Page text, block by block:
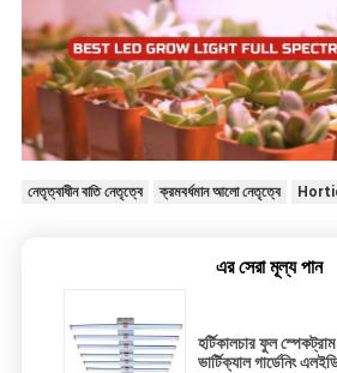
নেতৃত্বাধীন বাতি নেতৃত্বে ক্রমবর্ধমান আলো নেতৃত্বে
এর সেরা মূল্য পান
হর্টিকালচার ফুল
ভার্টিক্যাল গার্ডেনিং